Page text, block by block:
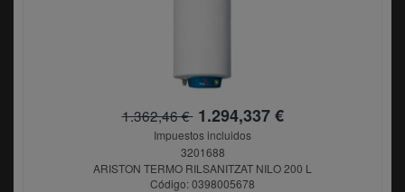
1.362,46 €1.294,337 €
Impuestos incluidos
3201688
ARISTON TERMO RILSANITZAT NILO 200 L
Código: 0398005678